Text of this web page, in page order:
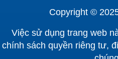
Copyright ©
Việc sử dụng trang web
chính sách quyền riêng tư,